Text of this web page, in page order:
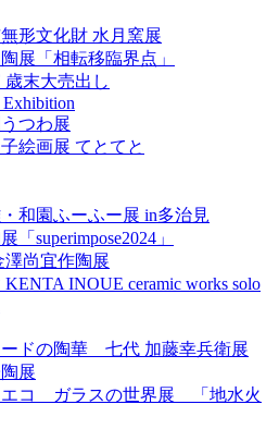
形文化財 水月窯展
展「相転移臨界点」
歳末大売出し
つわ展
絵画展 てとてと
和園ふーふー展 in多治見
「superimpose2024」
澤尚宜作陶展
INOUE ceramic works solo
ードの陶華 七代 加藤幸兵衛展
展
エコ ガラスの世界展 「地水火